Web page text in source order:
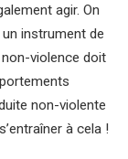
agir. On
instrument de
violence doit
non-violente
à cela !